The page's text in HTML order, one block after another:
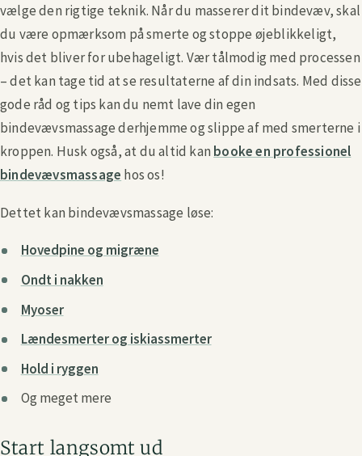
vælge den rigtige teknik. Når du masserer dit bindevæv, skal
du være opmærksom på smerte og stoppe øjeblikkeligt,
hvis det bliver for ubehageligt. Vær tålmodig med processen
– det kan tage tid at se resultaterne af din indsats. Med disse
gode råd og tips kan du nemt lave din egen
bindevævsmassage derhjemme og slippe af med smerterne i
kroppen. Husk også, at du altid kan booke en professionel
bindevævsmassage hos os!
Dettet kan bindevævsmassage løse:
Hovedpine og migræne
Ondt i nakken
Myoser
Lændesmerter og iskiassmerter
Hold i ryggen
Og meget mere
Start langsomt ud